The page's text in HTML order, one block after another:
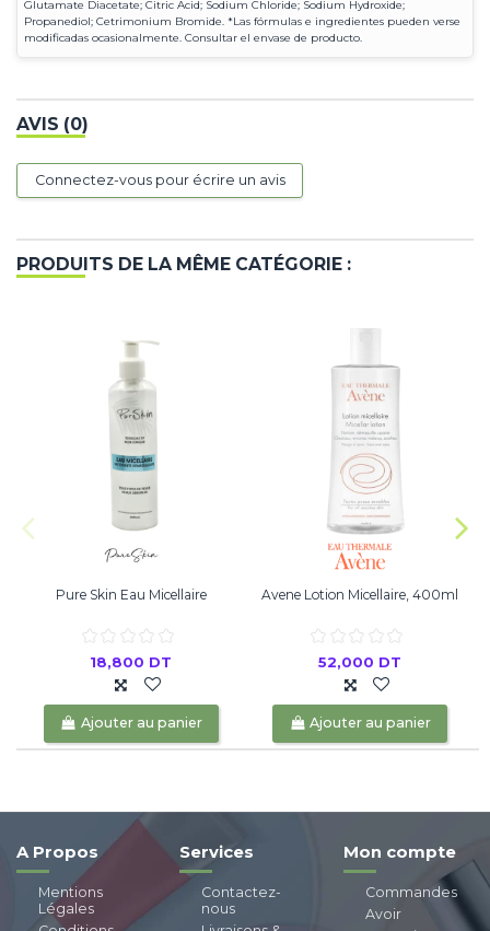
Glutamate Diacetate; Citric Acid; Sodium Chloride; Sodium Hydroxide;
Propanediol; Cetrimonium Bromide. *Las fórmulas e ingredientes pueden verse
modificadas ocasionalmente. Consultar el envase de producto.
AVIS (0)
Connectez-vous pour écrire un avis
PRODUITS DE LA MÊME CATÉGORIE :
Pure Skin Eau Micellaire
18,800 DT
Ajouter au panier
Avene Lotion Micellaire, 400ml
52,000 DT
Ajouter au panier
A Propos
Mentions
Légales
Services
Contactez-
nous
Mon compte
Commandes
Avoir